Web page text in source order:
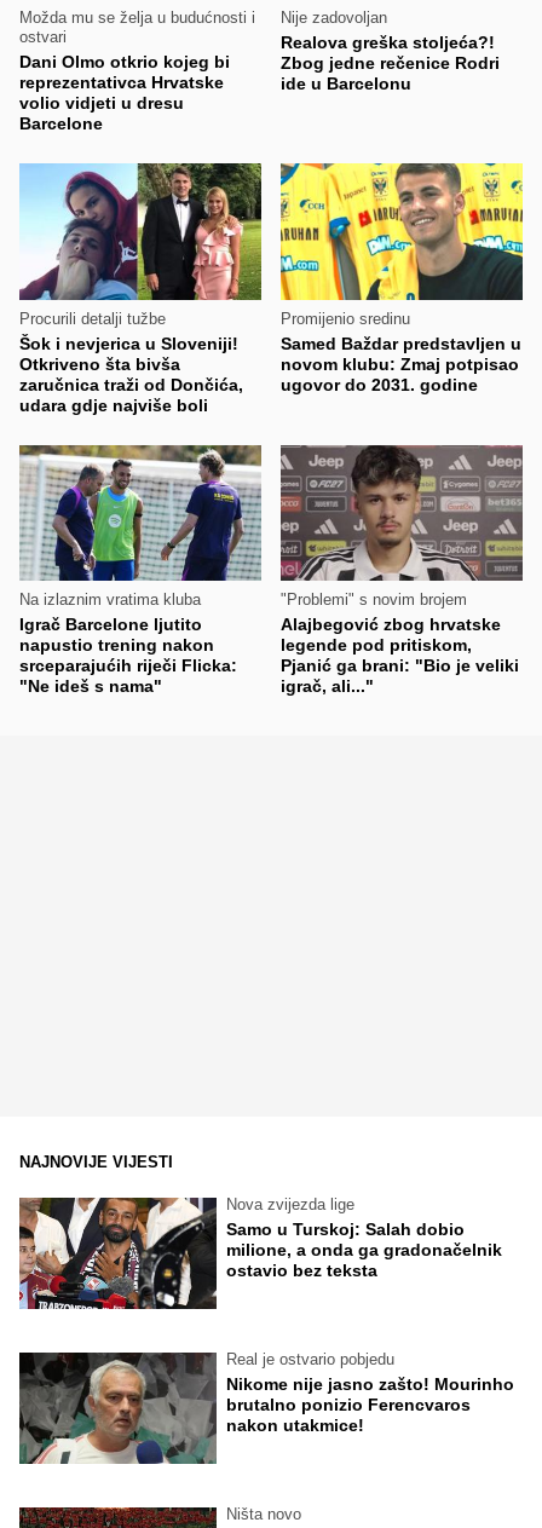
Možda mu se želja u budućnosti i
ostvari
Dani Olmo otkrio kojeg bi
reprezentativca Hrvatske
volio vidjeti u dresu
Barcelone
Nije zadovoljan
Realova greška stoljeća?!
Zbog jedne rečenice Rodri
ide u Barcelonu
Procurili detalji tužbe
Šok i nevjerica u Sloveniji!
Otkriveno šta bivša
zaručnica traži od Dončića,
udara gdje najviše boli
Promijenio sredinu
Samed Baždar predstavljen u
novom klubu: Zmaj potpisao
ugovor do 2031. godine
Na izlaznim vratima kluba
Igrač Barcelone ljutito
napustio trening nakon
srceparajućih riječi Flicka:
"Ne ideš s nama"
"Problemi" s novim brojem
Alajbegović zbog hrvatske
legende pod pritiskom,
Pjanić ga brani: "Bio je veliki
igrač, ali..."
NAJNOVIJE VIJESTI
Nova zvijezda lige
Samo u Turskoj: Salah dobio
milione, a onda ga gradonačelnik
ostavio bez teksta
Real je ostvario pobjedu
Nikome nije jasno zašto! Mourinho
brutalno ponizio Ferencvaros
nakon utakmice!
Ništa novo